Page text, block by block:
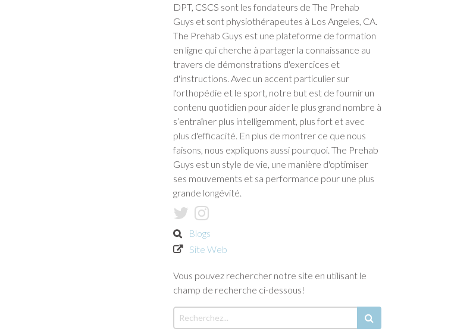
DPT, CSCS sont les fondateurs de The Prehab
Guys et sont physiothérapeutes à Los Angeles, CA.
The Prehab Guys est une plateforme de formation
en ligne qui cherche à partager la connaissance au
travers de démonstrations d'exercices et
d'instructions. Avec un accent particulier sur
l'orthopédie et le sport, notre but est de fournir un
contenu quotidien pour aider le plus grand nombre à
s’entraîner plus intelligemment, plus fort et avec
plus d'efficacité. En plus de montrer ce que nous
faisons, nous expliquons aussi pourquoi. The Prehab
Guys est un style de vie, une manière d'optimiser
ses mouvements et sa performance pour une plus
grande longévité.
Blogs
Site Web
Vous pouvez rechercher notre site en utilisant le
champ de recherche ci-dessous!